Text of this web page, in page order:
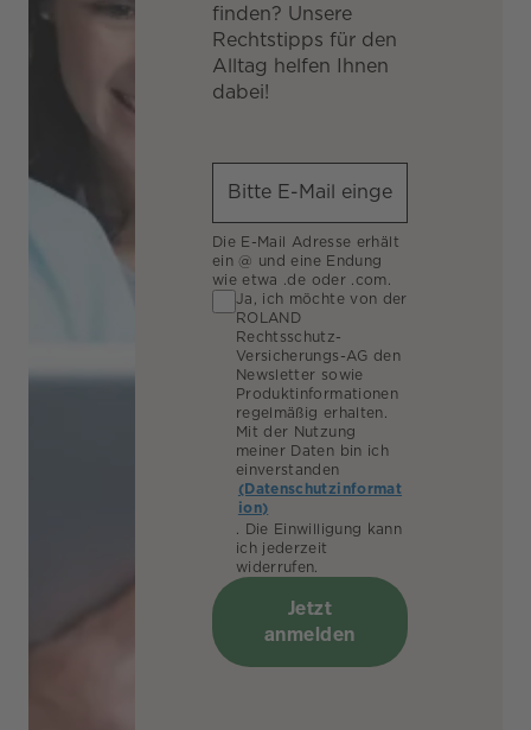
finden? Unsere
Rechtstipps für den
Alltag helfen Ihnen
dabei!
Die E-Mail Adresse erhält
ein @ und eine Endung
wie etwa .de oder .com.
Ja, ich möchte von der
ROLAND
Rechtsschutz-
Versicherungs-AG den
Newsletter sowie
Produktinformationen
regelmäßig erhalten.
Mit der Nutzung
meiner Daten bin ich
einverstanden
(Datenschutzinformat
ion)
. Die Einwilligung kann
ich jederzeit
widerrufen.
Jetzt
anmelden